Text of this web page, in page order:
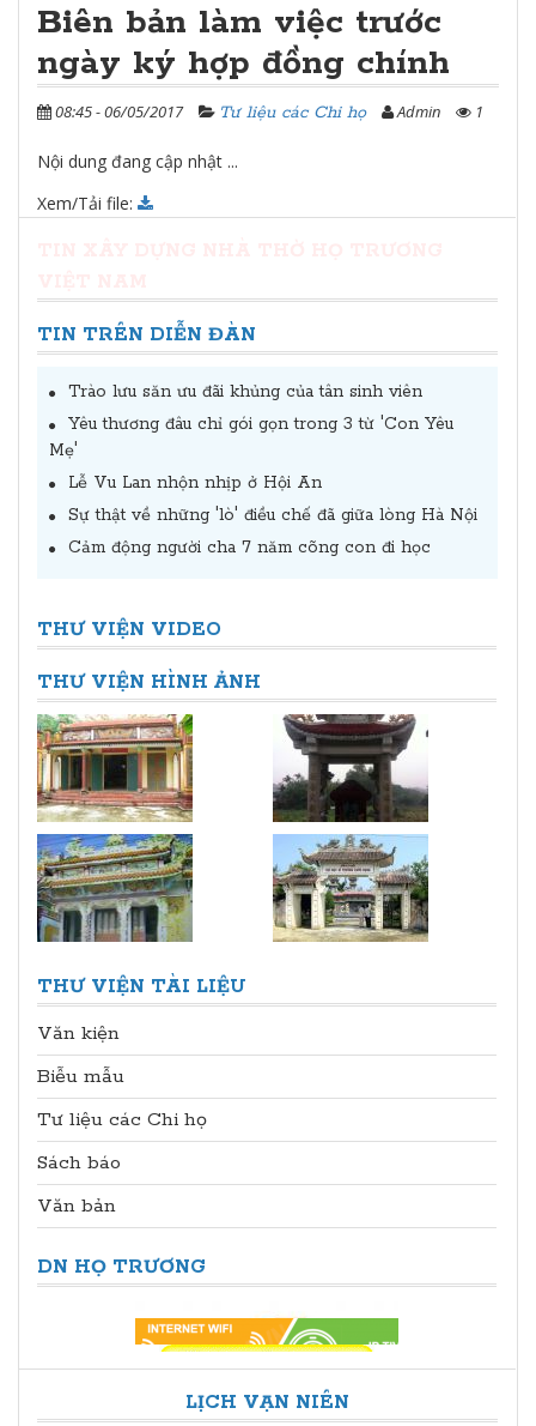
Biên bản làm việc trước
ngày ký hợp đồng chính
08:45 - 06/05/2017 Tư liệu các Chi họ Admin 1
Nội dung đang cập nhật ...
Xem/Tải file:
TIN TRÊN DIỄN ĐÀN
Trào lưu săn ưu đãi khủng của tân sinh viên
Yêu thương đâu chỉ gói gọn trong 3 từ 'Con Yêu
Mẹ'
Lễ Vu Lan nhộn nhịp ở Hội An
Sự thật về những 'lò' điều chế đã giữa lòng Hà Nội
Cảm động người cha 7 năm cõng con đi học
THƯ VIỆN VIDEO
THƯ VIỆN HÌNH ẢNH
THƯ VIỆN TÀI LIỆU
Văn kiện
Biễu mẫu
Tư liệu các Chi họ
Sách báo
Văn bản
DN HỌ TRƯƠNG
LỊCH VẠN NIÊN